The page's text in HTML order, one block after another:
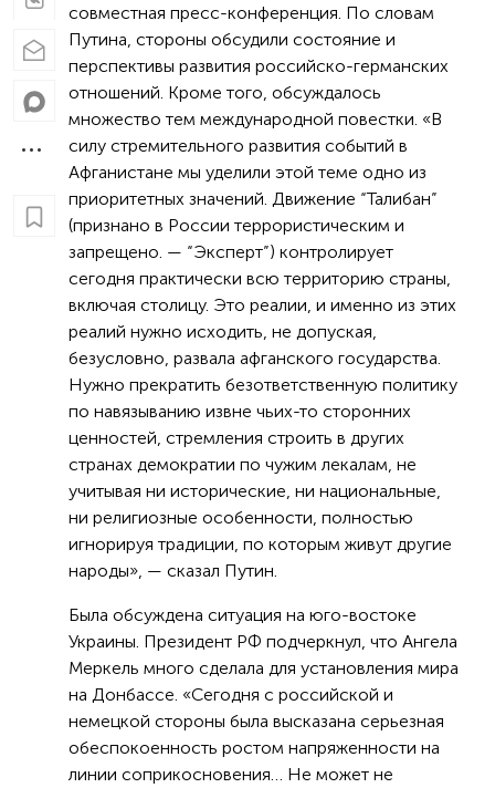
совместная пресс-конференция. По словам
Путина, стороны обсудили состояние и
перспективы развития российско-германских
отношений. Кроме того, обсуждалось
множество тем международной повестки. «В
силу стремительного развития событий в
Афганистане мы уделили этой теме одно из
приоритетных значений. Движение “Талибан”
(признано в России террористическим и
запрещено. — “Эксперт”) контролирует
сегодня практически всю территорию страны,
включая столицу. Это реалии, и именно из этих
реалий нужно исходить, не допуская,
безусловно, развала афганского государства.
Нужно прекратить безответственную политику
по навязыванию извне чьих-то сторонних
ценностей, стремления строить в других
странах демократии по чужим лекалам, не
учитывая ни исторические, ни национальные,
ни религиозные особенности, полностью
игнорируя традиции, по которым живут другие
народы», — сказал Путин.
Была обсуждена ситуация на юго-востоке
Украины. Президент РФ подчеркнул, что Ангела
Меркель много сделала для установления мира
на Донбассе. «Сегодня с российской и
немецкой стороны была высказана серьезная
обеспокоенность ростом напряженности на
линии соприкосновения… Не может не